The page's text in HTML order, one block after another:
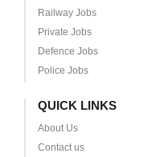
Railway Jobs
Private Jobs
Defence Jobs
Police Jobs
QUICK LINKS
About Us
Contact us